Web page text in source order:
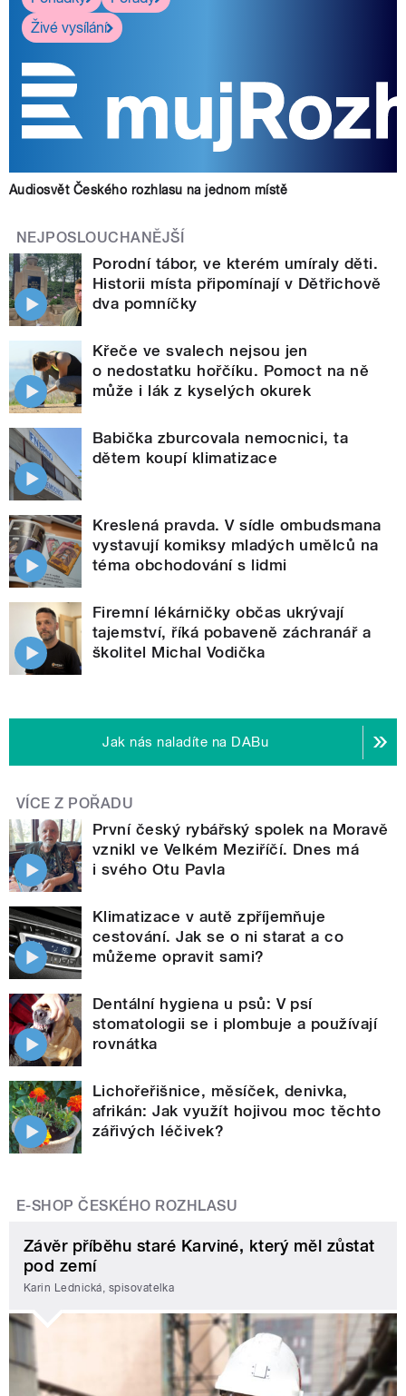
Živé vysílání
Audiosvět Českého rozhlasu na jednom místě
NEJPOSLOUCHANĚJŠÍ
Porodní tábor, ve kterém umíraly děti.
Historii místa připomínají v Dětřichově
dva pomníčky
Křeče ve svalech nejsou jen
o nedostatku hořčíku. Pomoct na ně
může i lák z kyselých okurek
Babička zburcovala nemocnici, ta
dětem koupí klimatizace
Kreslená pravda. V sídle ombudsmana
vystavují komiksy mladých umělců na
téma obchodování s lidmi
Firemní lékárničky občas ukrývají
tajemství, říká pobaveně záchranář a
školitel Michal Vodička
Jak nás naladíte na DABu
VÍCE Z POŘADU
První český rybářský spolek na Moravě
vznikl ve Velkém Meziříčí. Dnes má
i svého Otu Pavla
Klimatizace v autě zpříjemňuje
cestování. Jak se o ni starat a co
můžeme opravit sami?
Dentální hygiena u psů: V psí
stomatologii se i plombuje a používají
rovnátka
Lichořeřišnice, měsíček, denivka,
afrikán: Jak využít hojivou moc těchto
zářivých léčivek?
E-SHOP ČESKÉHO ROZHLASU
Závěr příběhu staré Karviné, který měl zůstat
pod zemí
Karin Lednická, spisovatelka